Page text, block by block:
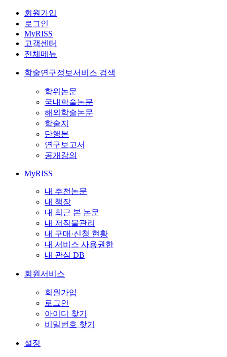
회원가입
로그인
MyRISS
고객센터
전체메뉴
학술연구정보서비스 검색
학위논문
국내학술논문
해외학술논문
학술지
단행본
연구보고서
공개강의
MyRISS
내 추천논문
내 책장
내 최근 본 논문
내 저작물관리
내 구매·신청 현황
내 서비스 사용권한
내 관심 DB
회원서비스
회원가입
로그인
아이디 찾기
비밀번호 찾기
설정